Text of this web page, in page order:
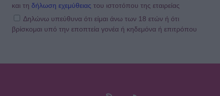
SHOWBIZ
και τη δήλωση εχεμύθειας του ιστοτόπου της εταιρείας
Δηλώνω υπεύθυνα ότι είμαι άνω των 18 ετών ή ότι
βρίσκομαι υπό την εποπτεία γονέα ή κηδεμόνα ή επιτρόπου